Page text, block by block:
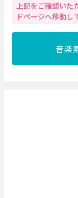
上記をご確認いた
ドページへ移動し
音楽